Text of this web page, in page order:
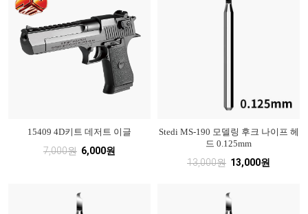
15409 4D키트 데저트 이글
7,000원 6,000원
Stedi MS-190 모델링 후크 나이프 헤
드 0.125mm
13,000원 13,000원